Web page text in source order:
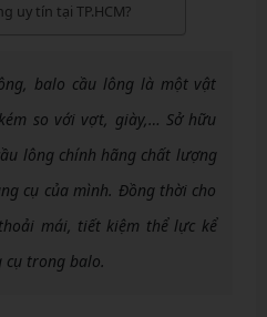
uy tín tại TP.HCM?
balo cầu lông là một vật
so với vợt, giày,… Sở hữu
lông chính hãng chất lượng
cụ của mình. Đồng thời cho
mái, tiết kiệm thể lực kể
cụ trong balo.